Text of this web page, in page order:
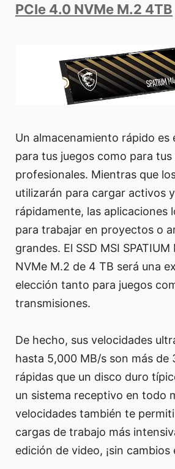
PCIe 4.0 NVMe M.2 4TB
Un almacenamiento rápido es
para tus juegos como para
profesionales. Mientras que
utilizarán para cargar activos
rápidamente, las aplicaciones
para trabajar en proyectos o
grandes. El SSD MSI
NVMe M.2 de 4 TB será una
elección tanto para juegos
transmisiones.
De hecho, sus velocidades
hasta 5,000 MB/s son más de
rápidas que un disco duro
un sistema receptivo en todo
velocidades también te
cargas de trabajo más
edición de video, ¡sin cambios